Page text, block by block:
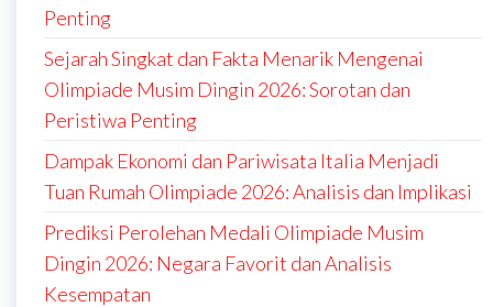
Penting
Sejarah Singkat dan Fakta Menarik Mengenai
Olimpiade Musim Dingin 2026: Sorotan dan
Peristiwa Penting
Dampak Ekonomi dan Pariwisata Italia Menjadi
Tuan Rumah Olimpiade 2026: Analisis dan Implikasi
Prediksi Perolehan Medali Olimpiade Musim
Dingin 2026: Negara Favorit dan Analisis
Kesempatan